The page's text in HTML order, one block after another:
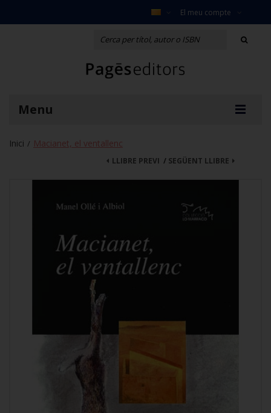
El meu compte
Menu
Inici / Macianet, el ventallenc
SEGÜENT LLIBRE
LLIBRE PREVI /